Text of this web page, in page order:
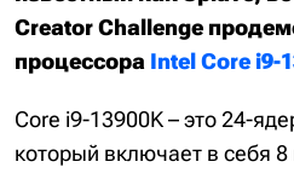
Creator Challenge
процессора Intel Core i9-
Core i9-13900K – это 24-
который включает в себя